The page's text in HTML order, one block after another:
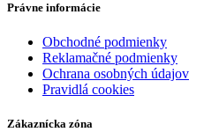
Právne informácie
Obchodné podmienky
Reklamačné podmienky
Ochrana osobných údajov
Pravidlá cookies
Zákaznícka zóna